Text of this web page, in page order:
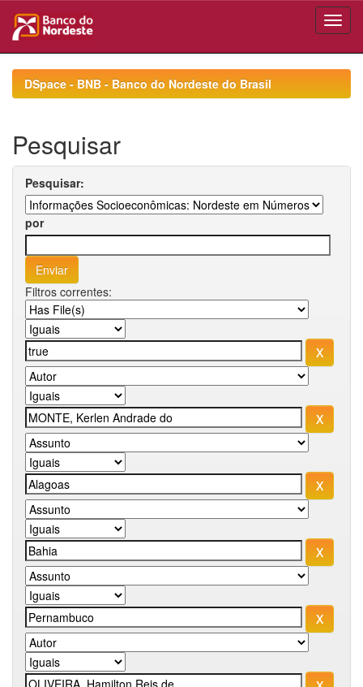
navigationDSpace - BNB - Banco do Nordeste do Brasil
Pesquisar
Pesquisar:
por
Filtros correntes: